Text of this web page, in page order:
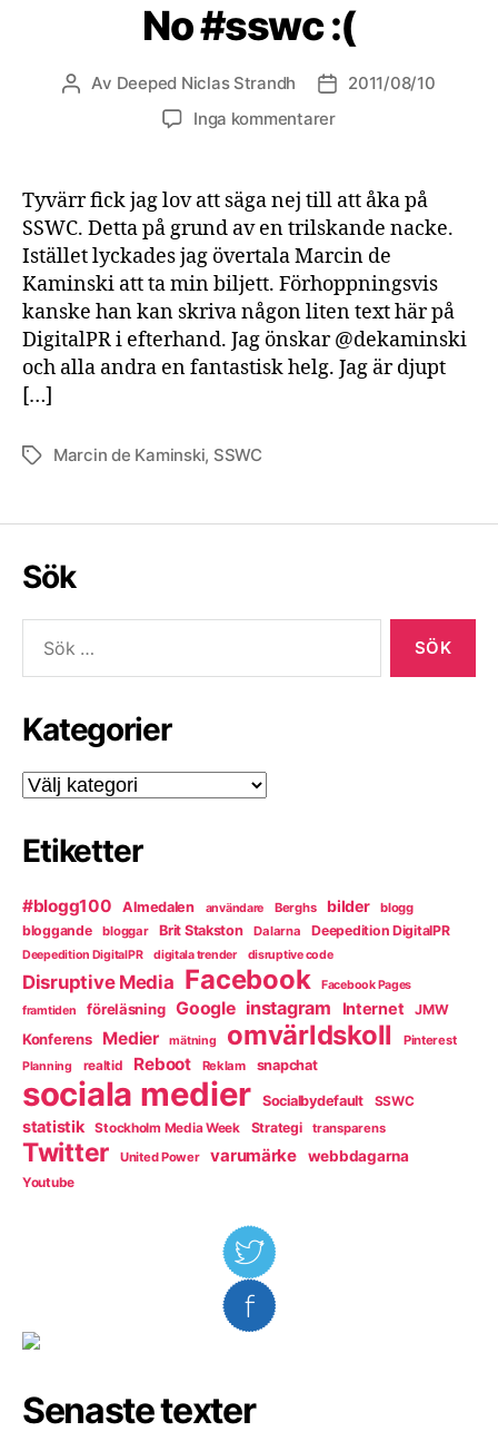
No #sswc :(
Inläggsförfattare
Av Deeped Niclas Strandh Inläggsdatum
2011/08/10
Inga kommentarer
Tyvärr fick jag lov att säga nej till att åka på
SSWC. Detta på grund av en trilskande nacke.
Istället lyckades jag övertala Marcin de
Kaminski att ta min biljett. Förhoppningsvis
kanske han kan skriva någon liten text här på
DigitalPR i efterhand. Jag önskar @dekaminski
och alla andra en fantastisk helg. Jag är djupt
[…]
EtiketterMarcin de Kaminski, SSWC
Sök
efter:
Kategorier
Kategorier
Etiketter
#blogg100 Almedalen användare Berghs bilder blogg
bloggande bloggar Brit Stakston Dalarna Deepedition DigitalPR
Deepedition DigitalPR digitala trender disruptive code
Disruptive Media Facebook
Facebook Pages
framtiden
föreläsning Google instagram Internet JMW
Konferens Medier mätning omvärldskoll Pinterest
Planning realtid Reboot Reklam snapchat
sociala medier Socialbydefault SSWC
statistik Stockholm Media Week Strategi transparens
Twitter United Power varumärke webbdagarna
Youtube
Senaste texter